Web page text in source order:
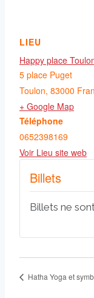
LIEU
Happy place
5 place Puget
Toulon, 83000
+ Google Map
Téléphone
0652398169
Voir Lieu site web
Billets
Billets ne
Hatha Yoga et